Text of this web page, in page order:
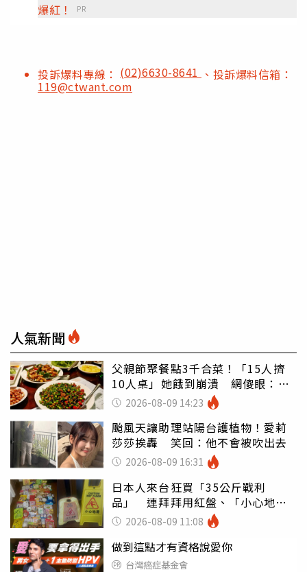
爆紅！
PR
投訴爆料專線： (02)6630-8641 、投訴爆料信箱：
119@ctwant.com
人氣新聞
父親節聚餐點3千合菜！「15人擠
10人桌」她餓到崩潰 網傻眼：讓
店家看笑話
2026-08-09 14:23
颱風天讓助理站陽台護植物！愛莉
莎莎挨轟 笑回：他不會被吹出去
2026-08-09 16:31
日本人來台狂買「35公斤戰利
品」 連拜拜用紅盤、「小心地
滑」告示牌也帶回家
2026-08-09 11:08
做到這點才有資格說愛你
台灣癌症基金會